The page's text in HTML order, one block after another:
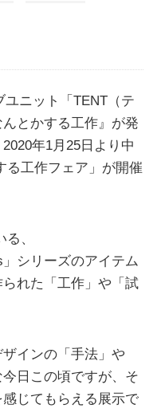
ユニット「TENT（テ
とかする工作』が発
年1月25日より中
る工作フェア」が開催
、
」シリーズのアイテム
れた「工作」や「試
インの「手法」や
今日この頃ですが、そ
じてもらえる展示で